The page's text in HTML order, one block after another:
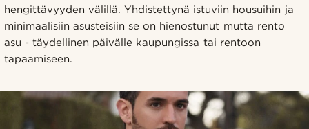
hengittävyyden välillä. Yhdistettynä istuviin housuihin ja
minimaalisiin asusteisiin se on hienostunut mutta rento
asu - täydellinen päivälle kaupungissa tai rentoon
tapaamiseen.